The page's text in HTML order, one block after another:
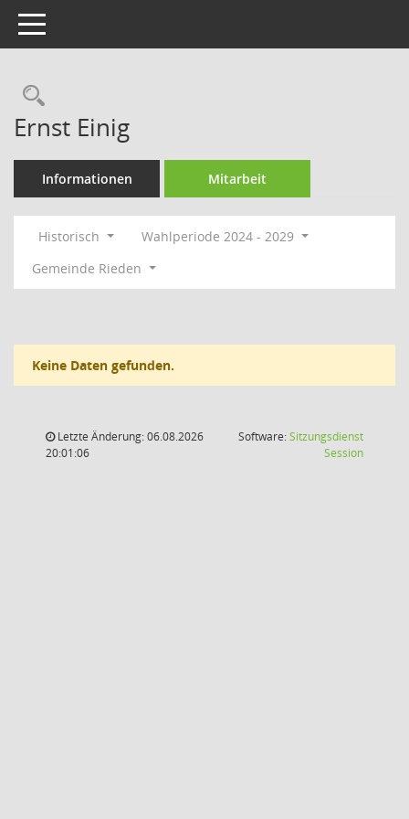
Toggle navigation
Rechercheauswahl
Ernst Einig
Informationen Mitarbeit
Historisch
Wahlperiode 2024 - 2029
Gemeinde Rieden
Keine Daten gefunden.
Letzte Änderung: 06.08.2026
20:01:06
Software:Sitzungsdienst
Session(Wird in